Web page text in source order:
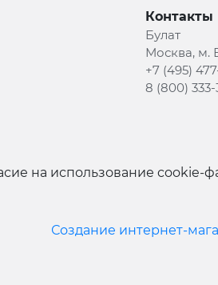
Контакты
Булат
Москва, м.
+7 (495)
8 (800)
на использование cookie-
Создание интернет-